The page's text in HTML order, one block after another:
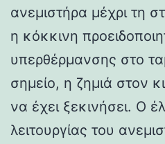
ανεμιστήρα μέχρι τη
η κόκκινη
υπερθέρμανσης στο
σημείο, η ζημιά στον
να έχει ξεκινήσει. Ο
λειτουργίας του